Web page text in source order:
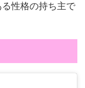
性格の持ち主で